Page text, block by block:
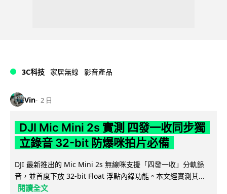
3C科技 家居無線 影音產品
Vin 2 日
DJI Mic Mini 2s 實測 四發一收同步獨
立錄音 32-bit 防爆咪拍片必備
DJI 最新推出的 Mic Mini 2s 無線咪支援「四發一收」分軌錄
音，並首度下放 32-bit Float 浮點內錄功能。本文經實測其...
閱讀全文